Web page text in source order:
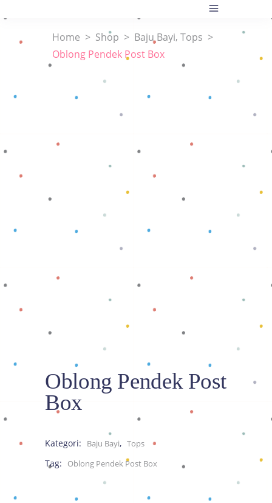
Home > Shop > Baju Bayi, Tops >
Oblong Pendek Post Box
Oblong Pendek Post
Box
Kategori: Baju Bayi, Tops
Tag: Oblong Pendek Post Box